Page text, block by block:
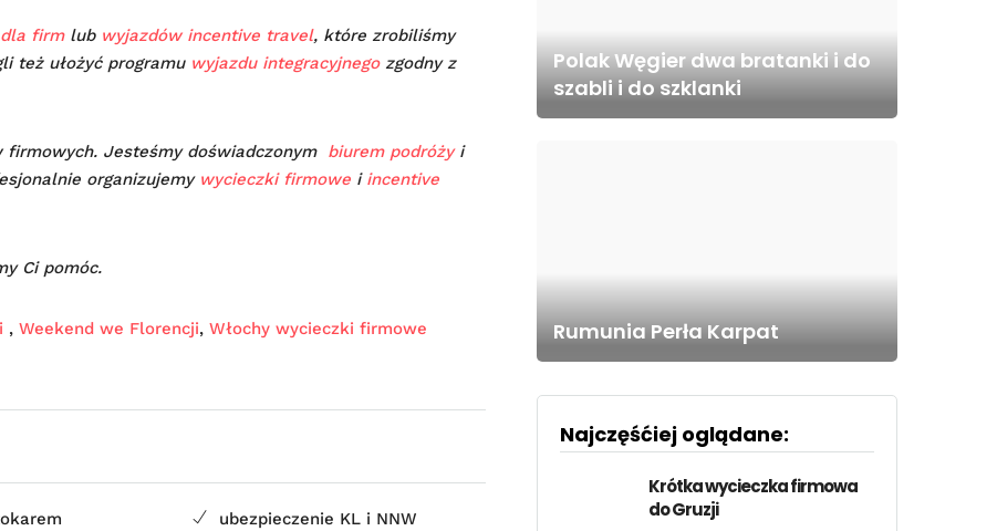
firmlub wyjazdów incentive travel, które zrobiliśmy
też ułożyć programu wyjazdu integracyjnegozgodny z
firmowych. Jesteśmy doświadczonym biurem podróżyi
organizujemy wycieczki firmowe i incentive
Ci pomóc.
, Weekend we Florencji, Włochy wycieczki firmowe
ubezpieczenie KL i NNW
Polak Węgier dwa bratanki i do
szabli i do szklanki
Rumunia Perła Karpat
Najczęśćiej oglądane:
Krótka wycieczka firmowa
do Gruzji